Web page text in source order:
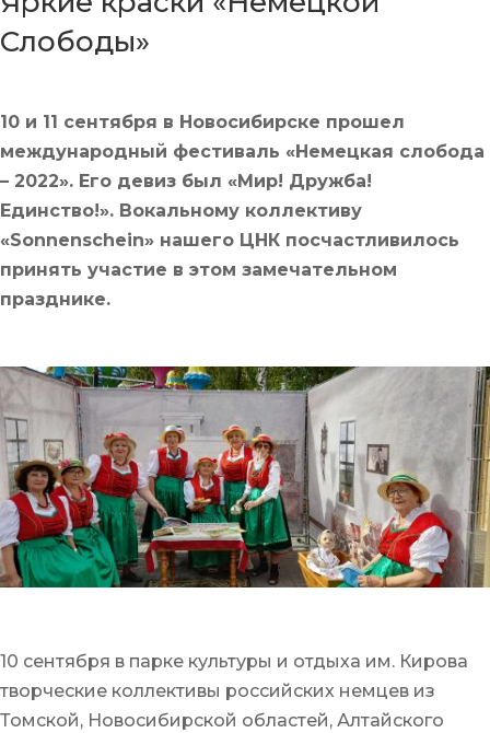
Слободы»
10 и 11 сентября в Новосибирске прошел
международный фестиваль «Немецкая слобода
– 2022». Его девиз был «Мир! Дружба!
Единство!». Вокальному коллективу
«Sonnenschein» нашего ЦНК посчастливилось
принять участие в этом замечательном
празднике.
10 сентября в парке культуры и отдыха им. Кирова
творческие коллективы российских немцев из
Томской, Новосибирской областей, Алтайского